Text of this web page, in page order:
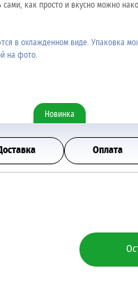
сами, как просто и вкусно можно
в охлажденном виде. Упаковка
на фото.
Новинка
Оплата